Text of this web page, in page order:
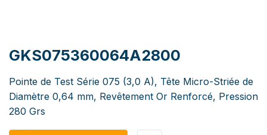
GKS075360064A2800
Pointe de Test Série 075 (3,0 A), Tête Micro-Striée de
Diamètre 0,64 mm, Revêtement Or Renforcé, Pression
280 Grs